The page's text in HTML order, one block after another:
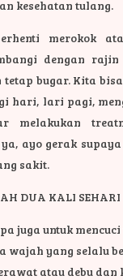
kesehatan tulang.
merokok
dengan
tetap bugar. Kita
hari, lari pagi,
melakukan
ayo gerak
sakit.
DUA KALI SEHARI
juga untuk
wajah yang selalu
atau debu dan